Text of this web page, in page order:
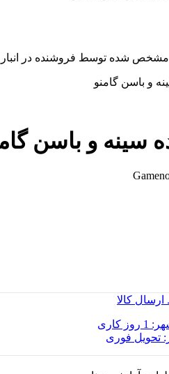
شده توسط فروشنده در انبار
سینه و باسن
کالا
کاری
تحویل فوری